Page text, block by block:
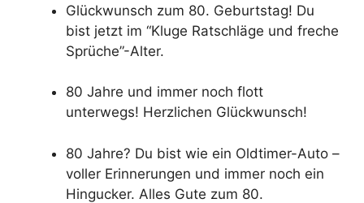
Glückwunsch zum 80. Geburtstag! Du
bist jetzt im “Kluge Ratschläge und freche
Sprüche”-Alter.
80 Jahre und immer noch flott
unterwegs! Herzlichen Glückwunsch!
80 Jahre? Du bist wie ein Oldtimer-Auto –
voller Erinnerungen und immer noch ein
Hingucker. Alles Gute zum 80.